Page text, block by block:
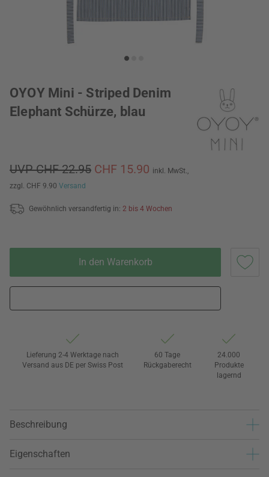
OYOY Mini - Striped Denim
Elephant Schürze, blau
UVP CHF 22.95 CHF 15.90 inkl. MwSt.,
zzgl. CHF 9.90 Versand
Gewöhnlich versandfertig in: 2 bis 4 Wochen
In den Warenkorb
Lieferung 2-4 Werktage nach
Versand aus DE per Swiss Post
60 Tage
Rückgaberecht
24.000
Produkte
lagernd
Beschreibung
Eigenschaften